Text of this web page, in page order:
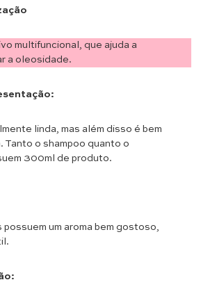
multifuncional, que ajuda a
a oleosidade.
linda, mas além disso é bem
Tanto o shampoo quanto o
300ml de produto.
um aroma bem gostoso,